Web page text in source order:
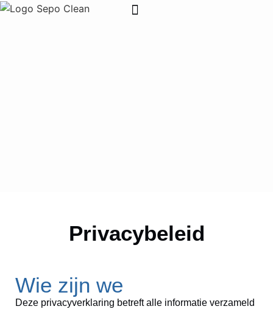
Privacybeleid
Wie zijn we
Deze privacyverklaring betreft alle informatie verzameld